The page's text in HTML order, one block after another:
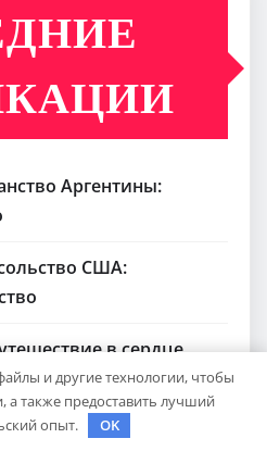
Аргентины:
США:
в сердце
вам нужно знать
и другие технологии, чтобы
а также предоставить лучший
опыт.
OK